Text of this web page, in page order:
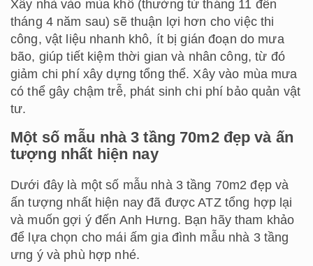
Xây nhà vào mùa khô (thường từ tháng 11 đến
tháng 4 năm sau) sẽ thuận lợi hơn cho việc thi
công, vật liệu nhanh khô, ít bị gián đoạn do mưa
bão, giúp tiết kiệm thời gian và nhân công, từ đó
giảm chi phí xây dựng tổng thể. Xây vào mùa mưa
có thể gây chậm trễ, phát sinh chi phí bảo quản vật
tư.
Một số mẫu nhà 3 tầng 70m2 đẹp và ấn
tượng nhất hiện nay
Dưới đây là một số mẫu nhà 3 tầng 70m2 đẹp và
ấn tượng nhất hiện nay đã được ATZ tổng hợp lại
và muốn gợi ý đến Anh Hưng. Bạn hãy tham khảo
để lựa chọn cho mái ấm gia đình mẫu nhà 3 tầng
ưng ý và phù hợp nhé.